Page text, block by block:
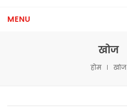
MENU
खोज
होम खोज